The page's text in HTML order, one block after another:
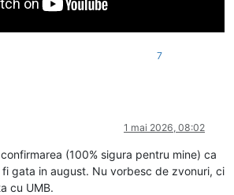
7
1 mai 2026, 08:02
(100% sigura pentru mine) ca
gata in august. Nu vorbesc de zvonuri, ci
cu UMB.